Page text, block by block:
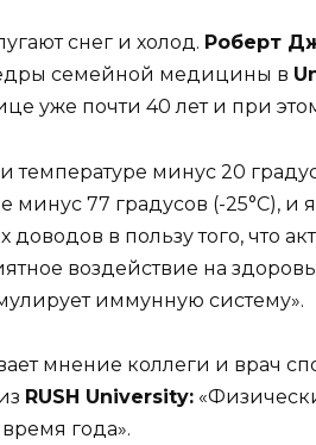
снег и холод. Роберт
семейной медицины в
уже почти 40 лет и при
температуре минус 20
минус 77 градусов (-25°C),
доводов в пользу того, что
воздействие на
иммунную систему».
мнение коллеги и врач
RUSH University:
года».